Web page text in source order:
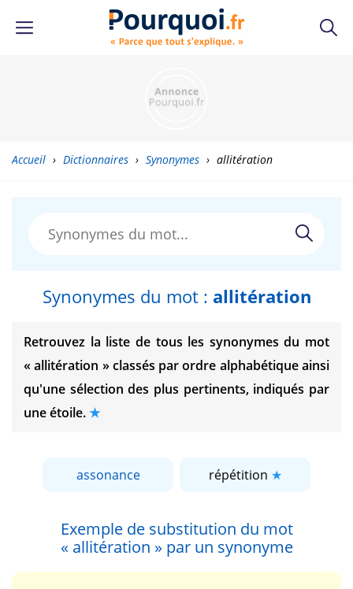
Accueil › Dictionnaires › Synonymes › allitération
Synonymes du mot : allitération
Retrouvez la liste de tous les synonymes du mot
« allitération »classés par ordre alphabétique ainsi
qu'une sélection des plus pertinents, indiqués par
une étoile.
assonance répétition
Exemple de substitution du mot
« allitération » par un synonyme